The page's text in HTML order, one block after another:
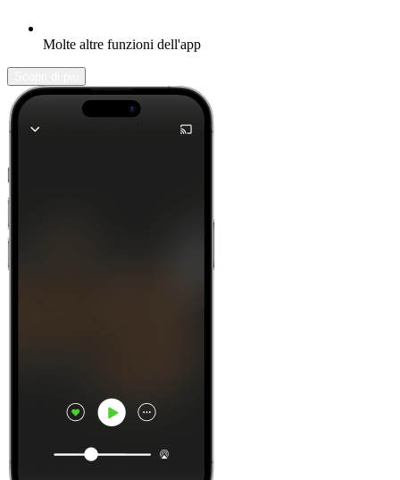
Molte altre funzioni dell'app